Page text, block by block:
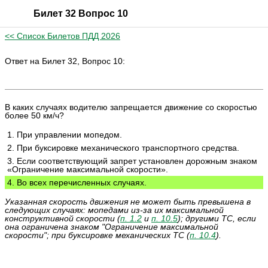
Билет 32 Вопрос 10
<< Список Билетов ПДД 2026
Ответ на Билет 32, Вопрос 10:
В каких случаях водителю запрещается движение со скоростью
более 50 км/ч?
1. При управлении мопедом.
2. При буксировке механического транспортного средства.
3. Если соответствующий запрет установлен дорожным знаком
«Ограничение максимальной скорости».
4. Во всех перечисленных случаях.
Указанная скорость движения не может быть превышена в
следующих случаях: мопедами из-за их максимальной
конструктивной скорости (п. 1.2 и п. 10.5); другими ТС, если
она ограничена знаком "Ограничение максимальной
скорости"; при буксировке механических ТС (п. 10.4).